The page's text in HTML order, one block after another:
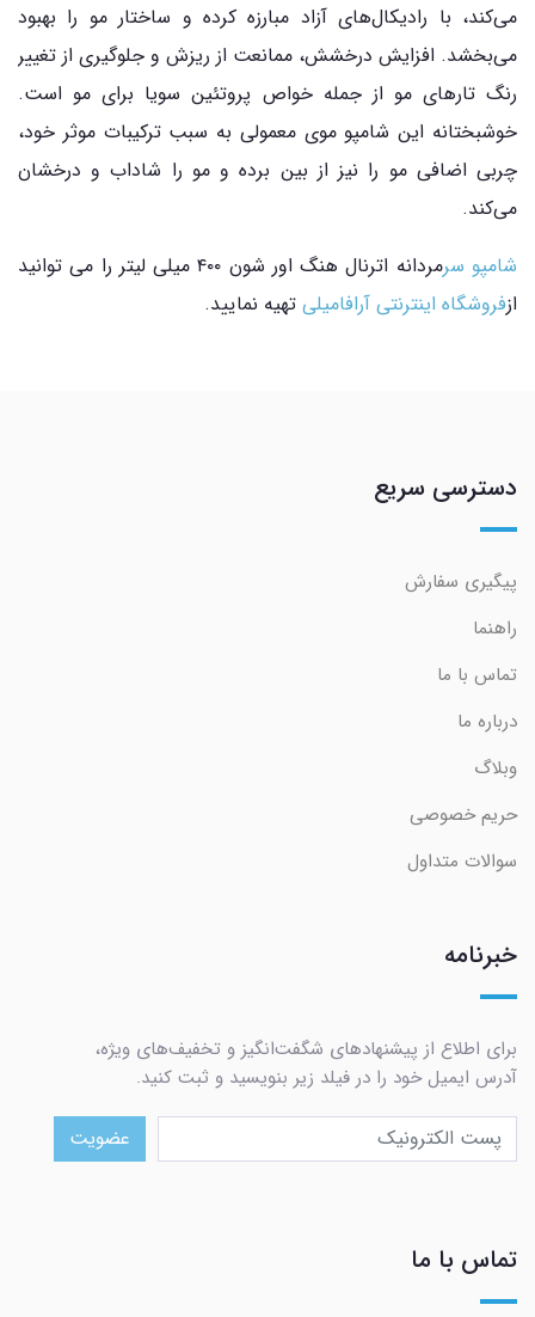
می‌کند، با رادیکال‌های آزاد مبارزه کرده و ساختار مو را بهبود
می‌بخشد. افزایش درخشش، ممانعت از ریزش و جلوگیری از تغییر
رنگ تارهای مو از جمله خواص پروتئین سویا برای مو است.
خوشبختانه این شامپو موی معمولی به سبب ترکیبات موثر خود،
چربی اضافی مو را نیز از بین برده و مو را شاداب و درخشان
می‌کند.
شامپو سر
مردانه اترنال هنگ اور شون ۴۰۰ میلی لیتر را می توانید
ازفروشگاه اینترنتی آرافامیلی تهیه نمایید.
دسترسی سریع
پیگیری سفارش
راهنما
تماس با ما
درباره ما
وبلاگ
حریم خصوصی
سوالات متداول
خبرنامه
برای اطلاع از پیشنهادهای شگفت‌انگیز و تخفیف‌های ویژه،
آدرس ایمیل خود را در فیلد زیر بنویسید و ثبت کنید.
عضویت
تماس با ما